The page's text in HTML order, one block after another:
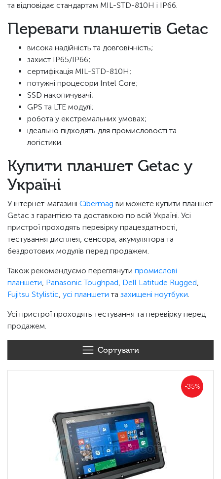
та відповідає стандартам MIL-STD-810H і IP66.
Переваги планшетів Getac
висока надійність та довговічність;
захист IP65/IP66;
сертифікація MIL-STD-810H;
потужні процесори Intel Core;
SSD накопичувачі;
GPS та LTE модулі;
робота у екстремальних умовах;
ідеально підходять для промисловості та
логістики.
Купити планшет Getac у
Україні
У інтернет-магазині Cibermag ви можете купити планшет
Getac з гарантією та доставкою по всій Україні. Усі
пристрої проходять перевірку працездатності,
тестування дисплея, сенсора, акумулятора та
бездротових модулів перед продажем.
Також рекомендуємо переглянути промислові
планшети, Panasonic Toughpad, Dell Latitude Rugged,
Fujitsu Stylistic, усі планшети та захищені ноутбуки.
Усі пристрої проходять тестування та перевірку перед
продажем.
Сортувати
-35%